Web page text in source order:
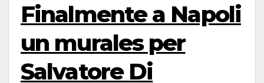
Finalmente a Napoli
un murales per
Salvatore Di